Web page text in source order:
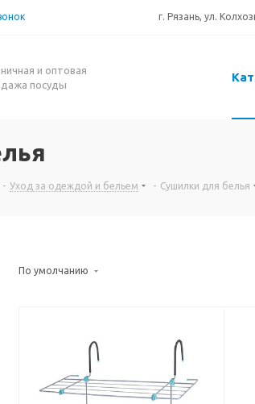
г. Рязань, ул.
и оптовая
посуды
- Уход за одеждой и бельем - Сушилки для белья
По умолчанию